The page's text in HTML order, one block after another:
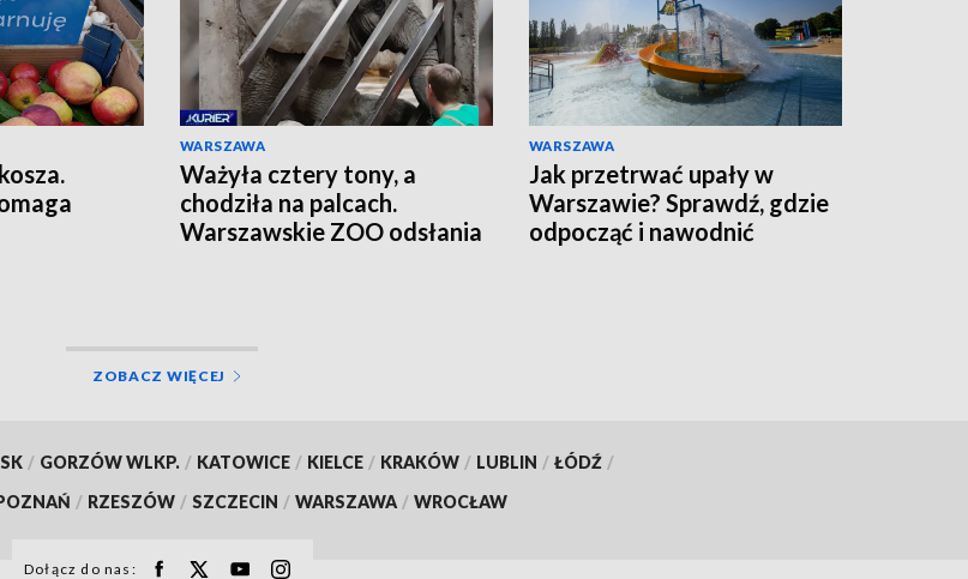
WARSZAWA
Ważyła cztery tony, a
chodziła na palcach.
Warszawskie ZOO odsłania
WARSZAWA
Jak przetrwać upały w
Warszawie? Sprawdź, gdzie
odpocząć i nawodnić
ZOBACZ WIĘCEJ
/ GORZÓW WLKP. / KATOWICE / KIELCE / KRAKÓW / LUBLIN / ŁÓDŹ /
/ RZESZÓW / SZCZECIN / WARSZAWA / WROCŁAW
Dołącz do nas: